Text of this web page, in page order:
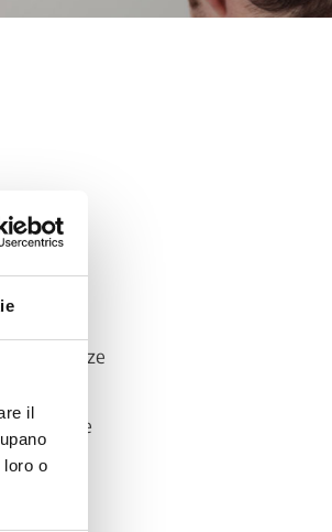
il
loro o
di
tirocinio e